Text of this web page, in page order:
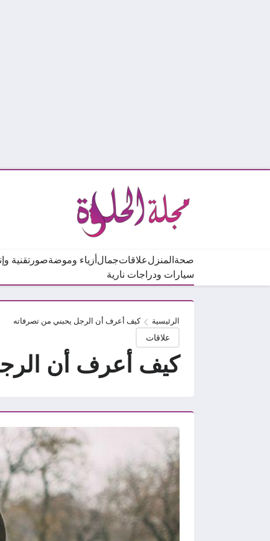
صحة المنزلعلاقاتجمال أزياء وموضةصور تقنية
سيارات ودراجات نارية
الرئيسية كيف أعرف أن الرجل يحبني من تصرفاته
علاقات
كيف أعرف أن